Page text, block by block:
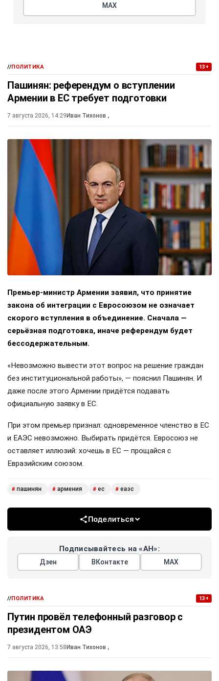
МАХ
//ПОЛИТИКА 13+
Пашинян: референдум о вступлении
Армении в ЕС требует подготовки
7 августа 2026, 14:29Иван Тихонов ,
Премьер-министр Армении заявил, что принятие
закона об интеграции с Евросоюзом не означает
скорого вступления в объединение. Сначала —
серьёзная подготовка, иначе референдум будет
бессодержательным.
«Невозможно вывести этот вопрос на решение граждан
без институциональной работы», — пояснил Пашинян. И
даже после этого Армении придётся подавать
официальную заявку в ЕС.
При этом премьер признал: одновременное членство в ЕС
и ЕАЭС невозможно. Выбирать придётся. Евросоюз не
оставляет иллюзий: хочешь в ЕС — прощайся с
Евразийским союзом.
# пашинян # армения # ес # еаэс
Поделиться
Подписывайтесь на «АН»:
Дзен ВКонтакте МАХ
//ПОЛИТИКА 13+
Путин провёл телефонный разговор с
президентом ОАЭ
7 августа 2026, 13:58 Иван Тихонов ,